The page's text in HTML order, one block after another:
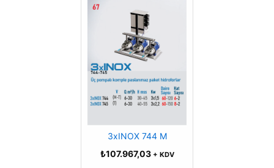
3xINOX 744 M
₺107.967,03 + KDV